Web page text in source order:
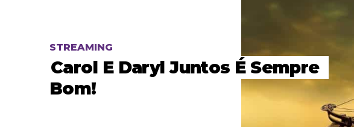
STREAMING
Carol E Daryl Juntos É Sempre
Bom!